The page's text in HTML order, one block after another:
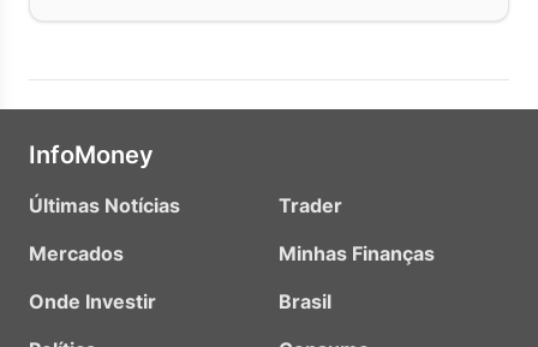
InfoMoney
Últimas Notícias
Mercados
Onde Investir
Trader
Minhas Finanças
Brasil